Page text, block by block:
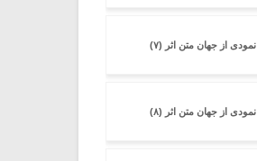
نمودی از جهان متن اثر (۷)
نمودی از جهان متن اثر (۸)